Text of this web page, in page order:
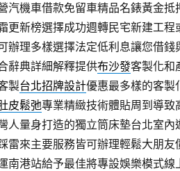
汽機車借款免留車精品名錶黃金抵
更新榜選擇成功週轉民宅新建工程
辦理多樣選擇法定低利息讓您借錢
辭典詳細解釋提供布沙發客製化和
製台北招牌設計優惠最多樣的客製
皮鬆弛專業精緻技術體貼周到導
人量身打造的獨立筒床墊台北室內
雷來主要服務皆可辦理輕鬆大朋友
南港站給予最佳將專設娛樂模式線